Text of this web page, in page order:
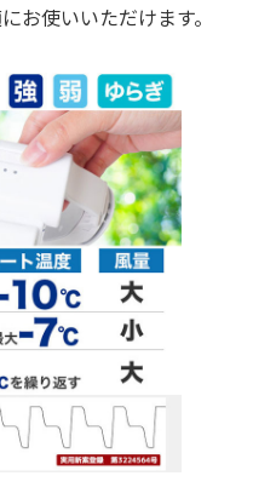
お使いいただけます。